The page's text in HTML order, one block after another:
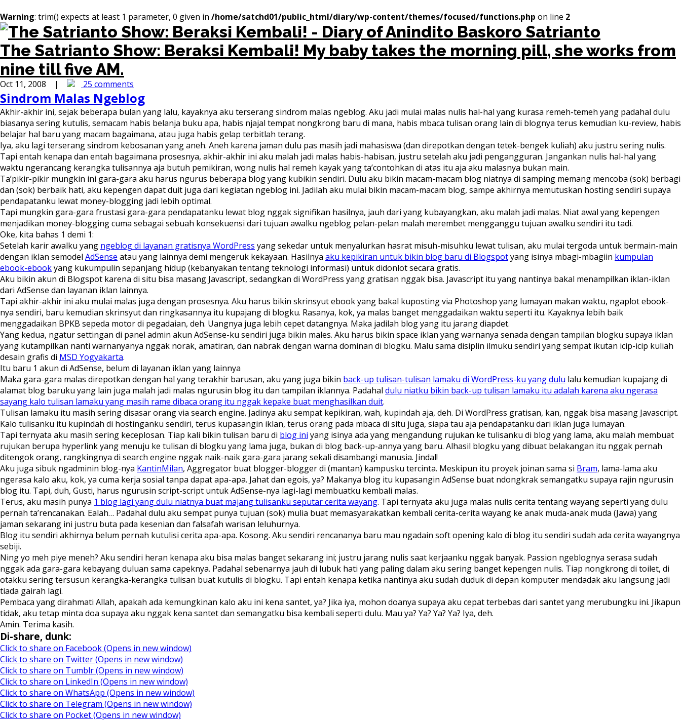
Warning: trim() expects at least 1 parameter, 0 given in /home/satchd01/public_html/diary/wp-content/themes/focused/functions.php on line 2
The Satrianto Show: Beraksi Kembali! My baby takes the morning pill, she works from
nine till five AM.
Oct 11, 2008 | 25 comments
Sindrom Malas Ngeblog
Akhir-akhir ini, sejak beberapa bulan yang lalu, kayaknya aku terserang sindrom malas ngeblog. Aku jadi mulai malas nulis hal-hal yang kurasa remeh-temeh yang padahal dulu
biasanya sering kutulis, semacam habis belanja buku apa, habis njajal tempat nongkrong baru di mana, habis mbaca tulisan orang lain di blognya terus kemudian ku-review, habis
belajar hal baru yang macam bagaimana, atau juga habis gelap terbitlah terang.
Iya, aku lagi terserang sindrom kebosanan yang aneh. Aneh karena jaman dulu pas masih jadi mahasiswa (dan direpotkan dengan tetek-bengek kuliah) aku justru sering nulis.
Tapi entah kenapa dan entah bagaimana prosesnya, akhir-akhir ini aku malah jadi malas habis-habisan, justru setelah aku jadi pengangguran. Jangankan nulis hal-hal yang
waktu ngerancang kerangka tulisannya aja butuh pemikiran, wong nulis hal remeh kayak yang ta’contohkan di atas itu aja aku malasnya bukan main.
Ta’pikir-pikir mungkin ini gara-gara aku harus ngurus beberapa blog yang kubikin sendiri. Dulu aku bikin macam-macam blog niatnya di samping memang mencoba (sok) berbagi
dan (sok) berbaik hati, aku kepengen dapat duit juga dari kegiatan ngeblog ini. Jadilah aku mulai bikin macam-macam blog, sampe akhirnya memutuskan hosting sendiri supaya
pendapatanku lewat money-blogging jadi lebih optimal.
Tapi mungkin gara-gara frustasi gara-gara pendapatanku lewat blog nggak signifikan hasilnya, jauh dari yang kubayangkan, aku malah jadi malas. Niat awal yang kepengen
menjadikan money-blogging cuma sebagai sebuah konsekuensi dari tujuan awalku ngeblog pelan-pelan malah merembet mengganggu tujuan awalku sendiri itu tadi.
Oke, kita bahas 1 demi 1:
Setelah karir awalku yang ngeblog di layanan gratisnya WordPress yang sekedar untuk menyalurkan hasrat misuh-misuhku lewat tulisan, aku mulai tergoda untuk bermain-main
dengan iklan semodel AdSense atau yang lainnya demi mengeruk kekayaan. Hasilnya aku kepikiran untuk bikin blog baru di Blogspotyang isinya mbagi-mbagiin kumpulan
ebook-ebookyang kukumpulin sepanjang hidup (kebanyakan tentang teknologi informasi) untuk didonlot secara gratis.
Aku bikin akun di Blogspot karena di situ bisa masang Javascript, sedangkan di WordPress yang gratisan nggak bisa. Javascript itu yang nantinya bakal menampilkan iklan-iklan
dari AdSense dan layanan iklan lainnya.
Tapi akhir-akhir ini aku mulai malas juga dengan prosesnya. Aku harus bikin skrinsyut ebook yang bakal kuposting via Photoshop yang lumayan makan waktu, ngaplot ebook-
nya sendiri, baru kemudian skrinsyut dan ringkasannya itu kupajang di blogku. Rasanya, kok, ya malas banget menggadaikan waktu seperti itu. Kayaknya lebih baik
menggadaikan BPKB sepeda motor di pegadaian, deh. Uangnya juga lebih cepet datangnya. Maka jadilah blog yang itu jarang diapdet.
Yang kedua, ngatur settingan di panel admin akun AdSense-ku sendiri juga bikin males. Aku harus bikin space iklan yang warnanya senada dengan tampilan blogku supaya iklan
yang kutampilkan nanti warnanyanya nggak norak, amatiran, dan nabrak dengan warna dominan di blogku. Malu sama disiplin ilmuku sendiri yang sempat ikutan icip-icip kuliah
desain grafis di MSD Yogyakarta.
Itu baru 1 akun di AdSense, belum di layanan iklan yang lainnya
Maka gara-gara malas direpotkan dengan hal yang terakhir barusan, aku yang juga bikin back-up tulisan-tulisan lamaku di WordPress-ku yang dulu lalu kemudian kupajang di
alamat blog baruku yang lain juga malah jadi malas ngurusin blog itu dan tampilan iklannya. Padahal dulu niatku bikin back-up tulisan lamaku itu adalah karena aku ngerasa
sayang kalo tulisan lamaku yang masih rame dibaca orang itu nggak kepake buat menghasilkan duit.
Tulisan lamaku itu masih sering disasar orang via search engine. Jadinya aku sempat kepikiran, wah, kupindah aja, deh. Di WordPress gratisan, kan, nggak bisa masang Javascript.
Kalo tulisanku itu kupindah di hostinganku sendiri, terus kupasangin iklan, terus orang pada mbaca di situ juga, siapa tau aja pendapatanku dari iklan juga lumayan.
Tapi ternyata aku masih sering keceplosan. Tiap kali bikin tulisan baru di blog ini yang isinya ada yang mengandung rujukan ke tulisanku di blog yang lama, aku malah membuat
rujukan berupa hyperlink yang menuju ke tulisan di blogku yang lama juga, bukan di blog back-up-annya yang baru. Alhasil blogku yang dibuat belakangan itu nggak pernah
ditengok orang, rangkingnya di search engine nggak naik-naik gara-gara jarang sekali disambangi manusia. Jindal!
Aku juga sibuk ngadminin blog-nya KantinMilan, Aggregator buat blogger-blogger di (mantan) kampusku tercinta. Meskipun itu proyek joinan sama si Bram, lama-lama aku
ngerasa kalo aku, kok, ya cuma kerja sosial tanpa dapat apa-apa. Jahat dan egois, ya? Makanya blog itu kupasangin AdSense buat ndongkrak semangatku supaya rajin ngurusin
blog itu. Tapi, duh, Gusti, harus ngurusin script-script untuk AdSense-nya lagi-lagi membuatku kembali malas.
Terus, aku masih punya 1 blog lagi yang dulu niatnya buat majang tulisanku seputar cerita wayang. Tapi ternyata aku juga malas nulis cerita tentang wayang seperti yang dulu
pernah ta’rencanakan. Ealah… Padahal dulu aku sempat punya tujuan (sok) mulia buat memasyarakatkan kembali cerita-cerita wayang ke anak muda-anak muda (Jawa) yang
jaman sekarang ini justru buta pada kesenian dan falsafah warisan leluhurnya.
Blog itu sendiri akhirnya belum pernah kutulisi cerita apa-apa. Kosong. Aku sendiri rencananya baru mau ngadain soft opening kalo di blog itu sendiri sudah ada cerita wayangnya
sebiji.
Ning yo meh piye meneh? Aku sendiri heran kenapa aku bisa malas banget sekarang ini; justru jarang nulis saat kerjaanku nggak banyak. Passion ngeblognya serasa sudah
nggak ada gara-gara kebayang duluan sama capeknya. Padahal sebenarnya jauh di lubuk hati yang paling dalam aku sering banget kepengen nulis. Tiap nongkrong di toilet, di
otakku sering tersusun kerangka-kerangka tulisan buat kutulis di blogku. Tapi entah kenapa ketika nantinya aku sudah duduk di depan komputer mendadak aku langsung jadi
tiada gairah lagi.
Pembaca yang dirahmati Allah, apakah ada kemungkinan kalo aku ini kena santet, ya? Jika iya, mohon doanya supaya aku cepat terbebas dari santet yang merubungku ini. Jikapun
tidak, aku tetap minta doa supaya aku nggak kena santet dan semangatku bisa kembali seperti dulu. Mau ya? Ya? Ya? Ya? Iya, deh.
Amin. Terima kasih.
Di-share, dunk:
Click to share on Facebook (Opens in new window)
Click to share on Twitter (Opens in new window)
Click to share on Tumblr (Opens in new window)
Click to share on LinkedIn (Opens in new window)
Click to share on WhatsApp (Opens in new window)
Click to share on Telegram (Opens in new window)
Click to share on Pocket (Opens in new window)